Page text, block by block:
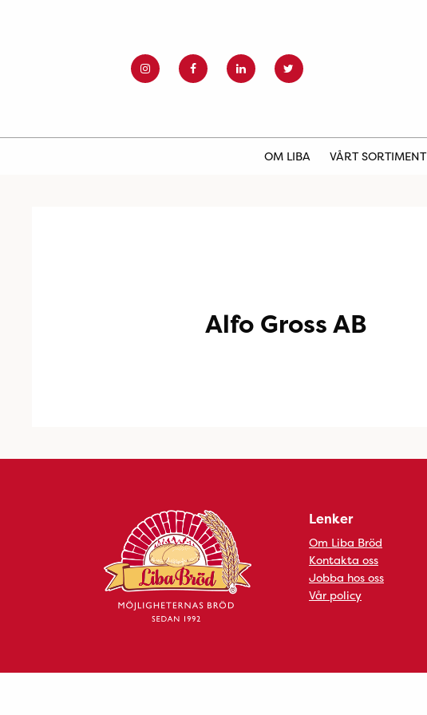
OM LIBA VÅRT SORTIMENT
Alfo Gross AB
Lenker
Om Liba Bröd
Kontakta oss
Jobba hos oss
Vår policy